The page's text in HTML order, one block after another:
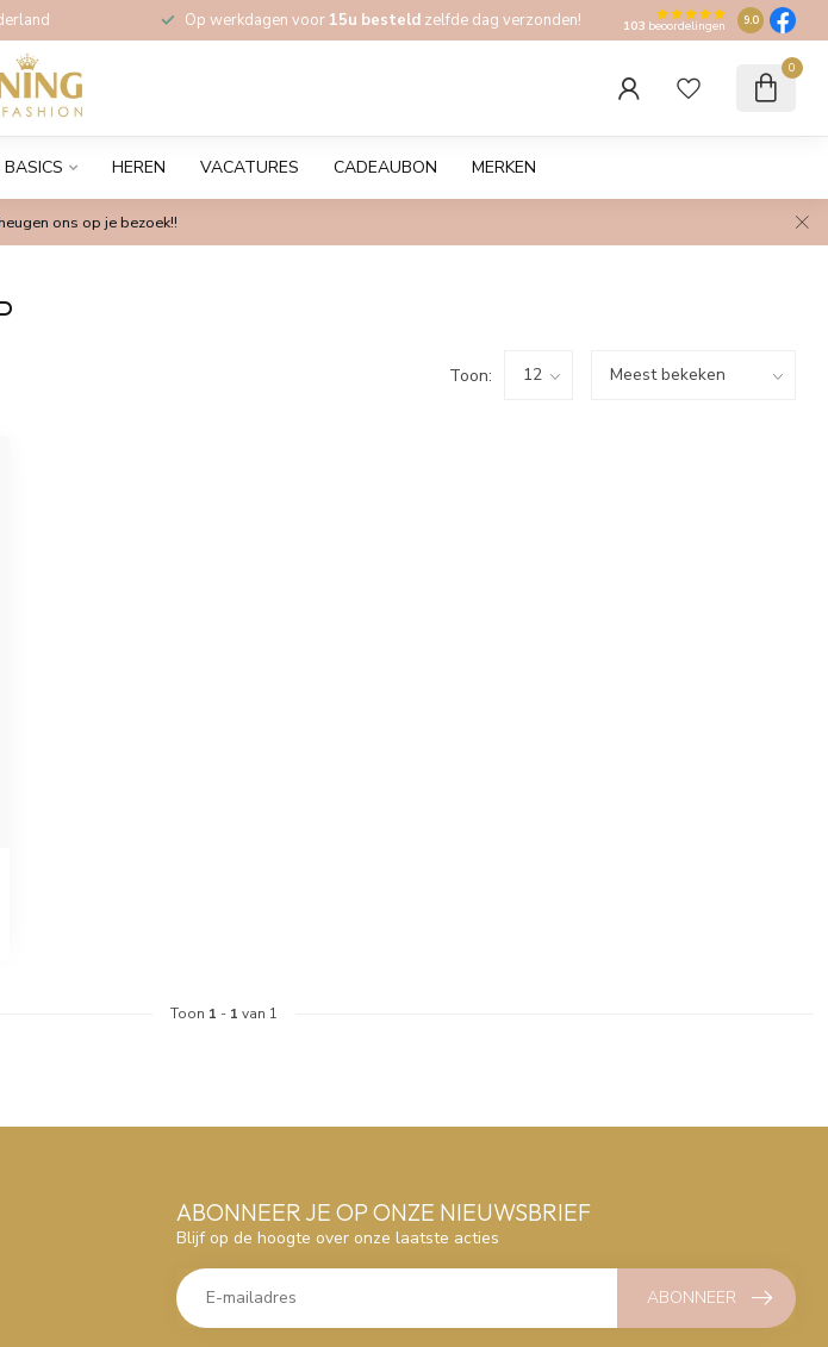
Op werkdagen voor 15u besteld zelfde dag verzonden! 103 beoordelingen 9.0
0
BASICS HEREN VACATURES CADEAUBON MERKEN
ons op je bezoek!!
Toon:
Toon 1 - 1 van 1
ABONNEER JE OP ONZE NIEUWSBRIEF
Blijf op de hoogte over onze laatste acties
ABONNEER